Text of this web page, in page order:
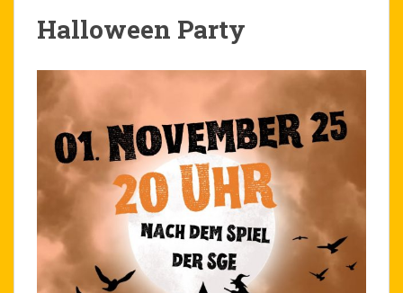
Halloween Party